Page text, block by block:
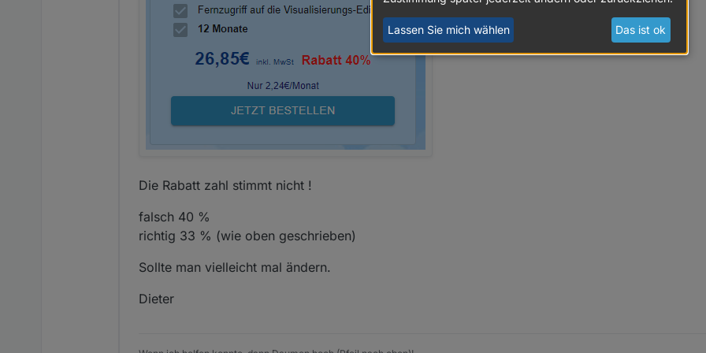
services/3
[iot] iot-Adapter verbindet sich nicht bzw Verbindung ist "gelb"
–>https://forum.iobroker.net/topic/19241/iot-iot-adapter-verbindet-sich-nicht-bzw-verbindung-ist-
[iot] iot Adapter erfolgreich Verbunden, Steuerung per Alexa klappt nicht
–>https://forum.iobroker.net/topic/19239/iot-iot-adapter-erfolgreich-verbunden-steuerung-per-
https://forum.iobroker.net/topic/19240/iot-andere-probleme-mit-dem-iot-adapter-bzw-der-
Umstellung cloud -> iot.
Die Rabatt zahl stimmt nicht !
falsch 40 %
richtig 33 % (wie oben geschrieben)
Sollte man vielleicht mal ändern.
Dieter
Lassen Sie mich wählen Das ist ok